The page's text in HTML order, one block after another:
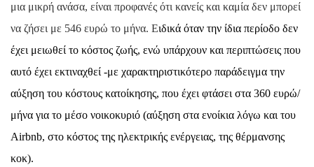
μια μικρή ανάσα, είναι προφανές ότι κανείς και καμία δεν μπορεί
να ζήσει με 546 ευρώ το μήνα. Ειδικά όταν την ίδια περίοδο δεν
έχει μειωθεί το κόστος ζωής, ενώ υπάρχουν και περιπτώσεις που
αυτό έχει εκτιναχθεί -με χαρακτηριστικότερο παράδειγμα την
αύξηση του κόστους κατοίκησης, που έχει φτάσει στα 360 ευρώ/
μήνα για το μέσο νοικοκυριό (αύξηση στα ενοίκια λόγω και του
Airbnb, στο κόστος της ηλεκτρικής ενέργειας, της θέρμανσης
κοκ).